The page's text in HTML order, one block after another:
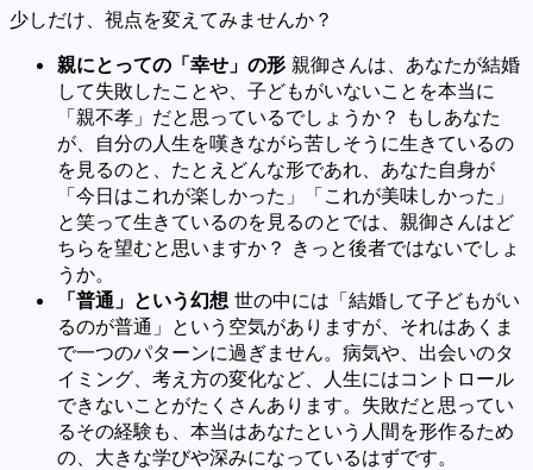
少しだけ、視点を変えてみませんか？
親にとっての「幸せ」の形 親御さんは、あなたが結婚
して失敗したことや、子どもがいないことを本当に
「親不孝」だと思っているでしょうか？ もしあなた
が、自分の人生を嘆きながら苦しそうに生きているの
を見るのと、たとえどんな形であれ、あなた自身が
「今日はこれが楽しかった」「これが美味しかった」
と笑って生きているのを見るのとでは、親御さんはど
ちらを望むと思いますか？ きっと後者ではないでしょ
うか。
「普通」という幻想 世の中には「結婚して子どもがい
るのが普通」という空気がありますが、それはあくま
で一つのパターンに過ぎません。病気や、出会いのタ
イミング、考え方の変化など、人生にはコントロール
できないことがたくさんあります。失敗だと思ってい
るその経験も、本当はあなたという人間を形作るため
の、大きな学びや深みになっているはずです。